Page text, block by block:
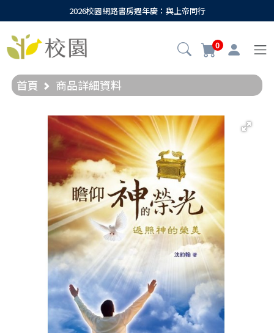
2026校園網路書房週年慶：與上帝同行
0
首頁 商品詳細資料